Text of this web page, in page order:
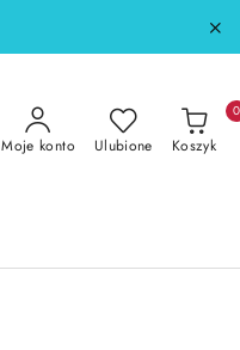
Moje konto Ulubione Koszyk
0